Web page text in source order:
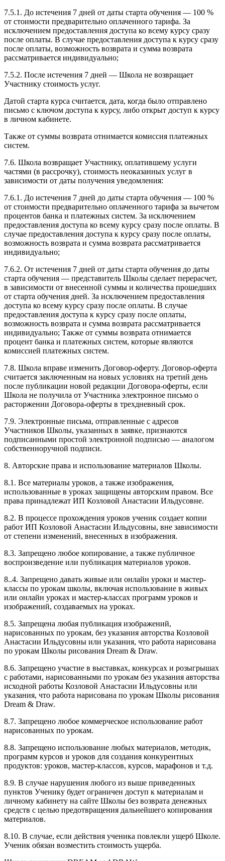
7.5.1. До истечения 7 дней от даты старта обучения — 100 %
от стоимости предварительно оплаченного тарифа. За
исключением предоставления доступа ко всему курсу сразу
после оплаты. В случае предоставления доступа к курсу сразу
после оплаты, возможность возврата и сумма возврата
рассматривается индивидуально;
7.5.2. После истечения 7 дней — Школа не возвращает
Участнику стоимость услуг.
Датой старта курса считается, дата, когда было отправлено
письмо с ключом доступа к курсу, либо открыт доступ к курсу
в личном кабинете.
Также от суммы возврата отнимается комиссия платежных
систем.
7.6. Школа возвращает Участнику, оплатившему услуги
частями (в рассрочку), стоимость неоказанных услуг в
зависимости от даты получения уведомления:
7.6.1. До истечения 7 дней до даты старта обучения — 100 %
от стоимости предварительно оплаченного тарифа за вычетом
процентов банка и платежных систем. За исключением
предоставления доступа ко всему курсу сразу после оплаты. В
случае предоставления доступа к курсу сразу после оплаты,
возможность возврата и сумма возврата рассматривается
индивидуально;
7.6.2. От истечения 7 дней от даты старта обучения до даты
старта обучения — представитель Школы сделает перерасчет,
в зависимости от внесенной суммы и количества прошедших
от старта обучения дней. За исключением предоставления
доступа ко всему курсу сразу после оплаты. В случае
предоставления доступа к курсу сразу после оплаты,
возможность возврата и сумма возврата рассматривается
индивидуально; Также от суммы возврата отнимается
процент банка и платежных систем, которые являются
комиссией платежных систем.
7.8. Школа вправе изменить Договор-оферту. Договор-оферта
считается заключенным на новых условиях на третий день
после публикации новой редакции Договора-оферты, если
Школа не получила от Участника электронное письмо о
расторжении Договора-оферты в трехдневный срок.
7.9. Электронные письма, отправленные с адресов
Участников Школы, указанных в заявке, признаются
подписанными простой электронной подписью — аналогом
собственноручной подписи.
8. Авторские права и использование материалов Школы.
8.1. Все материалы уроков, а также изображения,
использованные в уроках защищены авторским правом. Все
права принадлежат ИП Козловой Анастасии Ильдусовне.
8.2. В процессе прохождения уроков ученик создает копии
работ ИП Козловой Анастасии Ильдусовны, вне зависимости
от степени изменений, внесенных в изображения.
8.3. Запрещено любое копирование, а также публичное
воспроизведение или публикация материалов уроков.
8..4. Запрещено давать живые или онлайн уроки и мастер-
классы по урокам школы, включая использование в живых
или онлайн уроках и мастер-классах программ уроков и
изображений, создаваемых на уроках.
8.5. Запрещена любая публикация изображений,
нарисованных по урокам, без указания авторства Козловой
Анастасии Ильдусовны или указания, что работа нарисована
по урокам Школы рисования Dream & Draw.
8.6. Запрещено участие в выставках, конкурсах и розыгрышах
с работами, нарисованными по урокам без указания авторства
исходной работы Козловой Анастасии Ильдусовны или
указания, что работа нарисована по урокам Школы рисования
Dream & Draw.
8.7. Запрещено любое коммерческое использование работ
нарисованных по урокам.
8.8. Запрещено использование любых материалов, методик,
программ курсов и уроков для создания конкурентных
продуктов: уроков, мастер-классов, курсов, марафонов и т.д.
8.9. В случае нарушения любого из выше приведенных
пунктов Ученику будет ограничен доступ к материалам и
личному кабинету на сайте Школы без возврата денежных
средств с целью предотвращения дальнейшего копирования
материалов.
8.10. В случае, если действия ученика повлекли ущерб Школе.
Ученик обязан возместить стоимость ущерба.